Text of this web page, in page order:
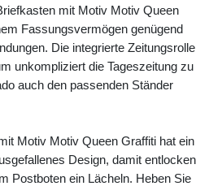
mit Motiv Motiv Queen
Fassungsvermögen genügend
Die integrierte Zeitungsrolle
unkompliziert die Tageszeitung zu
auch den passenden Ständer
Motiv Motiv Queen Graffiti hat ein
Design, damit entlocken
Postboten ein Lächeln. Heben Sie